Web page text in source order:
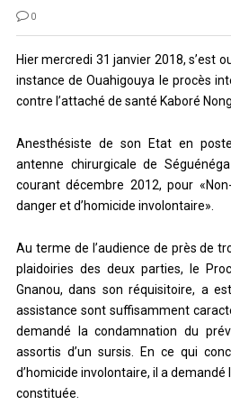
0
Hier mercredi 31 janvier 2018, s’est
instance de Ouahigouya le procès
contre l’attaché de santé Kaboré
Anesthésiste de son Etat en
antenne chirurgicale de
courant décembre 2012, pour
danger et d’homicide involontaire».
Au terme de l’audience de près de
plaidoiries des deux parties, le
Gnanou, dans son réquisitoire, a
assistance sont suffisamment
demandé la condamnation du
assortis d’un sursis. En ce qui
d’homicide involontaire, il a
constituée.